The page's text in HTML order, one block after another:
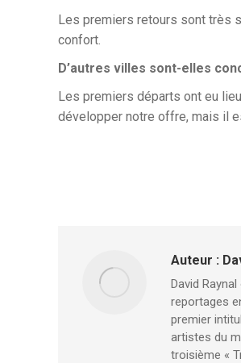
Les premiers retours sont très
confort.
D’autres villes sont-elles
Les premiers départs ont eu
développer notre offre, mais il
Auteur :
David
reportages
premier
artistes du
troisième «